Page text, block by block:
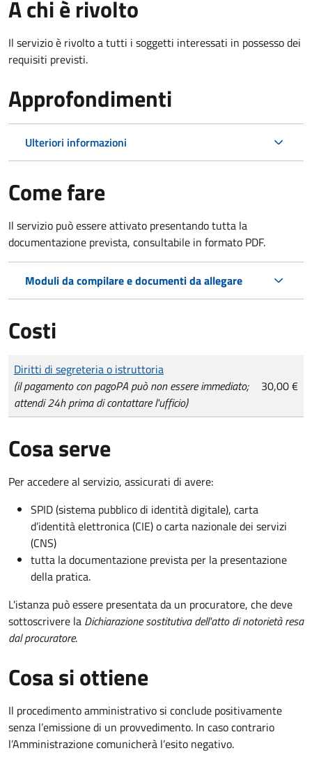
A chi è rivolto
Il servizio è rivolto a tutti i soggetti interessati in possesso dei
requisiti previsti.
Approfondimenti
Ulteriori informazioni
Come fare
Il servizio può essere attivato presentando tutta la
documentazione prevista, consultabile in formato PDF.
Moduli da compilare e documenti da allegare
Costi
Tipo di pagamento
Importo
Diritti di segreteria o istruttoria
(il pagamento con pagoPA può non essere immediato;
attendi 24h prima di contattare l'ufficio)
30,00 €
Cosa serve
Per accedere al servizio, assicurati di avere:
SPID (sistema pubblico di identità digitale), carta
d’identità elettronica (CIE) o carta nazionale dei servizi
(CNS)
tutta la documentazione prevista per la presentazione
della pratica.
L'istanza può essere presentata da un procuratore, che deve
sottoscrivere la Dichiarazione sostitutiva dell'atto di notorietà resa
dal procuratore.
Cosa si ottiene
Il procedimento amministrativo si conclude positivamente
senza l’emissione di un provvedimento. In caso contrario
l’Amministrazione comunicherà l’esito negativo.